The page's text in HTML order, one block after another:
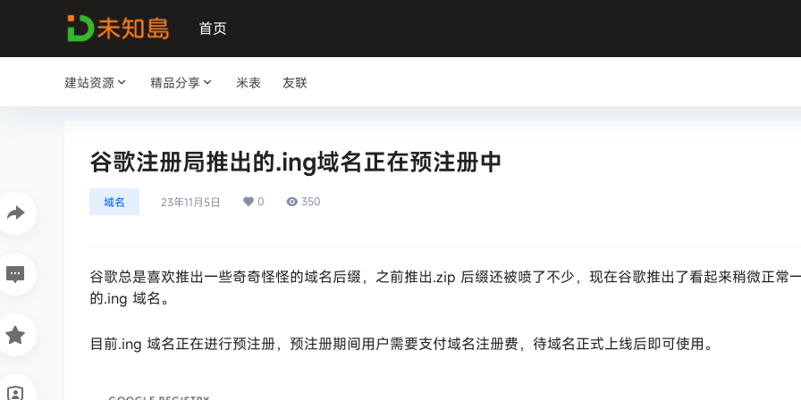
首页
建站资源 精品分享 米表 友联
谷歌注册局推出的.ing域名正在预注册中
域名 23年11月5日 0 350
谷歌总是喜欢推出一些奇奇怪怪的域名后缀，之前推出.zip 后缀还被喷了不少，现在谷歌推出了看起来稍微正常
的.ing 域名。
目前.ing 域名正在进行预注册，预注册期间用户需要支付域名注册费，待域名正式上线后即可使用。